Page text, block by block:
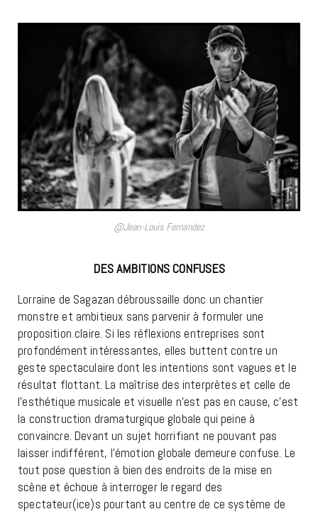
@Jean-Louis Fernandez
DES AMBITIONS CONFUSES
Lorraine de Sagazan débroussaille donc un chantier
monstre et ambitieux sans parvenir à formuler une
proposition claire. Si les réflexions entreprises sont
profondément intéressantes, elles buttent contre un
geste spectaculaire dont les intentions sont vagues et le
résultat flottant. La maîtrise des interprètes et celle de
l’esthétique musicale et visuelle n’est pas en cause, c’est
la construction dramaturgique globale qui peine à
convaincre. Devant un sujet horrifiant ne pouvant pas
laisser indifférent, l’émotion globale demeure confuse. Le
tout pose question à bien des endroits de la mise en
scène et échoue à interroger le regard des
spectateur(ice)s pourtant au centre de ce système de